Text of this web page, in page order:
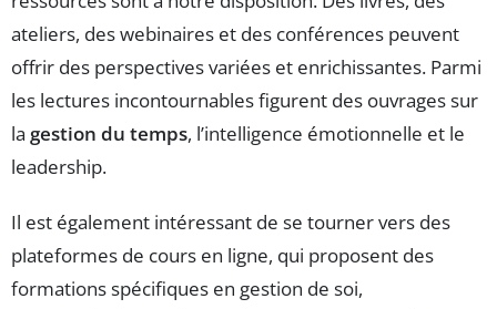
ateliers, des webinaires et des conférences peuvent
offrir des perspectives variées et enrichissantes. Parmi
les lectures incontournables figurent des ouvrages sur
la gestion du temps, l’intelligence émotionnelle et le
leadership.
Il est également intéressant de se tourner vers des
plateformes de cours en ligne, qui proposent des
formations spécifiques en gestion de soi,